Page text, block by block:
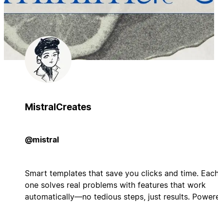
MistralCreates
@mistral
Smart templates that save you clicks and time.
one solves real problems with features that work
automatically—no tedious steps, just results.